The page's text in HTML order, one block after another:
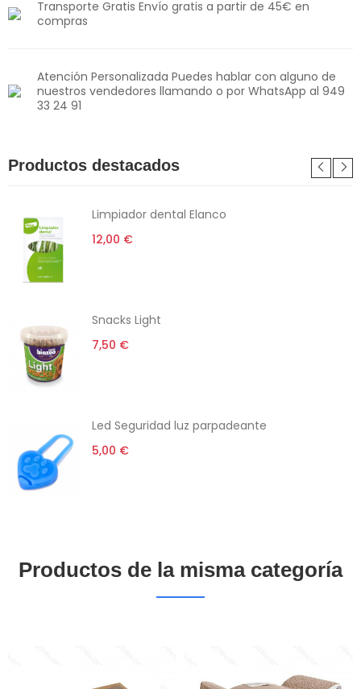
Transporte Gratis Envío gratis a partir de 45€ en
compras
Atención Personalizada Puedes hablar con alguno de
nuestros vendedores llamando o por WhatsApp al 949
33 24 91
Productos destacados
Limpiador dental Elanco
12,00 €
Snacks Light
7,50 €
Led Seguridad luz parpadeante
5,00 €
Productos de la misma categoría